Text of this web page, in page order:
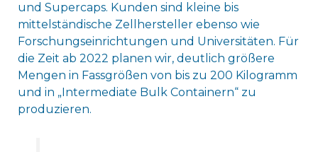
und Supercaps. Kunden sind kleine bis
mittelständische Zellhersteller ebenso wie
Forschungseinrichtungen und Universitäten. Für
die Zeit ab 2022 planen wir, deutlich größere
Mengen in Fassgrößen von bis zu 200 Kilogramm
und in „Intermediate Bulk Containern“ zu
produzieren.